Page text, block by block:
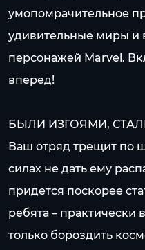
умопомрачительное
удивительные миры и
персонажей Marvel.
вперед!
БЫЛИ ИЗГОЯМИ,
Ваш отряд трещит по
силах не дать ему
придется поскорее
ребята – практически
только бороздить